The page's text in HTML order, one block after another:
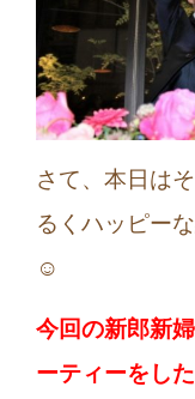
さて、本日は
るくハッピー
☺
今回の新郎新
ーティーをし